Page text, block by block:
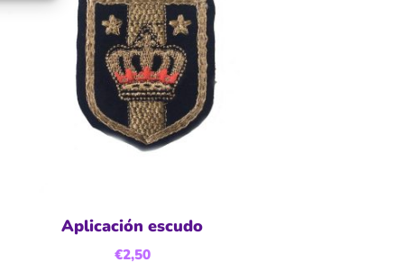
Aplicación escudo
€2,50